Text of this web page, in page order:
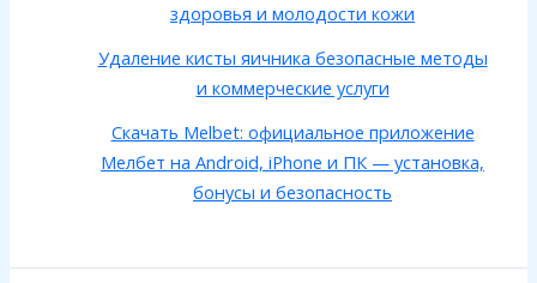
здоровья и молодости кожи
Удаление кисты яичника безопасные методы
и коммерческие услуги
Скачать Melbet: официальное приложение
Мелбет на Android, iPhone и ПК — установка,
бонусы и безопасность